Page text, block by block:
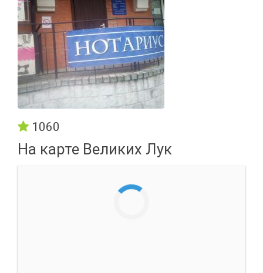
1060
На карте Великих Лук